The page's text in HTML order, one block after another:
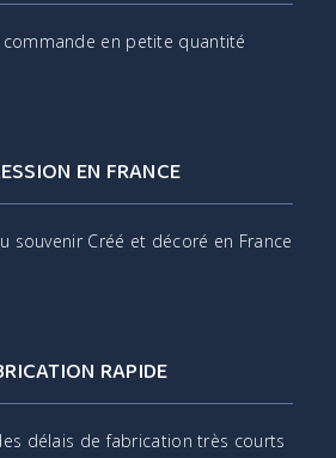
en petite quantité
EN FRANCE
souvenir Créé et décoré en France
RAPIDE
délais de fabrication très courts